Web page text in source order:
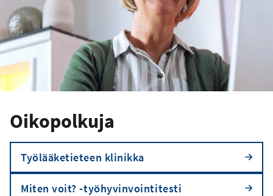
Oikopolkuja
Työlääketieteen klinikka
Miten voit? -työhyvinvointitesti